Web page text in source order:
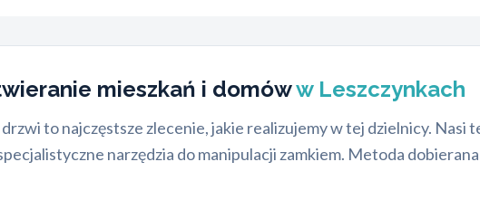
mieszkań i domóww Leszczynkach
to najczęstsze zlecenie, jakie realizujemy w tej dzielnicy.
narzędzia do manipulacji zamkiem. Metoda